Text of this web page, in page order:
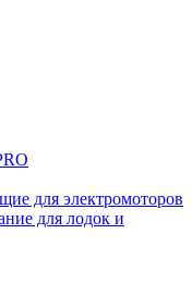
для электромоторов
для лодок и